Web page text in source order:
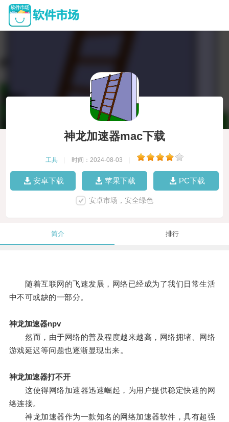
神龙加速器mac下载
工具 时间：2024-08-03
安卓下载 苹果下载 PC下载
安卓市场，安全绿色
简介 排行
随着互联网的飞速发展，网络已经成为了我们日常生活
中不可或缺的一部分。
神龙加速器npv
然而，由于网络的普及程度越来越高，网络拥堵、网络
游戏延迟等问题也逐渐显现出来。
神龙加速器打不开
这使得网络加速器迅速崛起，为用户提供稳定快速的网
络连接。
神龙加速器作为一款知名的网络加速器软件，具有超强